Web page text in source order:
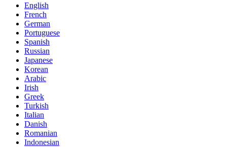
English
French
German
Portuguese
Spanish
Russian
Japanese
Korean
Arabic
Irish
Greek
Turkish
Italian
Danish
Romanian
Indonesian